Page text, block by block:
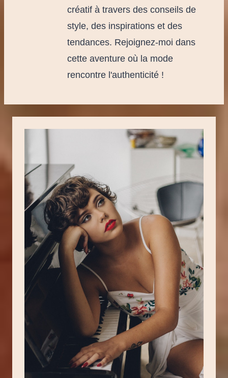
créatif à travers des conseils de
style, des inspirations et des
tendances. Rejoignez-moi dans
cette aventure où la mode
rencontre l'authenticité !